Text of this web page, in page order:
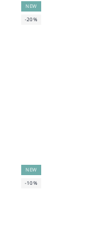
NEW
-20%
NEW
-10%